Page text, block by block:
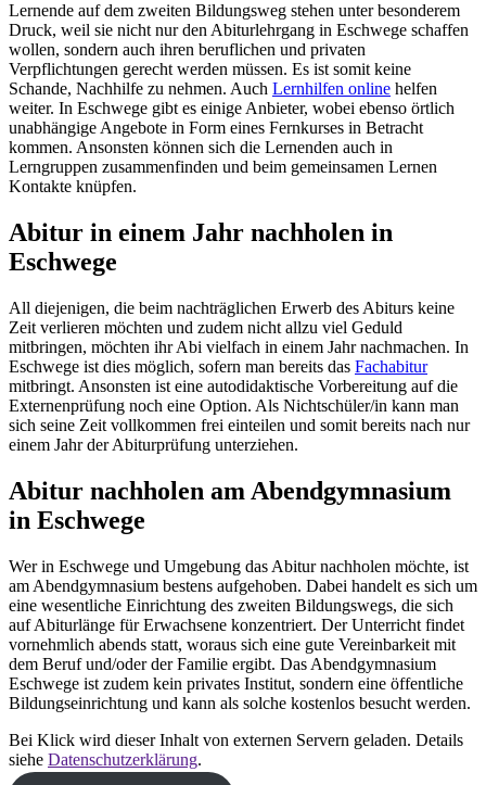
Lernende auf dem zweiten Bildungsweg stehen unter besonderem
Druck, weil sie nicht nur den Abiturlehrgang in Eschwege schaffen
wollen, sondern auch ihren beruflichen und privaten
Verpflichtungen gerecht werden müssen. Es ist somit keine
Schande, Nachhilfe zu nehmen. Auch Lernhilfen online helfen
weiter. In Eschwege gibt es einige Anbieter, wobei ebenso örtlich
unabhängige Angebote in Form eines Fernkurses in Betracht
kommen. Ansonsten können sich die Lernenden auch in
Lerngruppen zusammenfinden und beim gemeinsamen Lernen
Kontakte knüpfen.
Abitur in einem Jahr nachholen in
Eschwege
All diejenigen, die beim nachträglichen Erwerb des Abiturs keine
Zeit verlieren möchten und zudem nicht allzu viel Geduld
mitbringen, möchten ihr Abi vielfach in einem Jahr nachmachen. In
Eschwege ist dies möglich, sofern man bereits das Fachabitur
mitbringt. Ansonsten ist eine autodidaktische Vorbereitung auf die
Externenprüfung noch eine Option. Als Nichtschüler/in kann man
sich seine Zeit vollkommen frei einteilen und somit bereits nach nur
einem Jahr der Abiturprüfung unterziehen.
Abitur nachholen am Abendgymnasium
in Eschwege
Wer in Eschwege und Umgebung das Abitur nachholen möchte, ist
am Abendgymnasium bestens aufgehoben. Dabei handelt es sich um
eine wesentliche Einrichtung des zweiten Bildungswegs, die sich
auf Abiturlänge für Erwachsene konzentriert. Der Unterricht findet
vornehmlich abends statt, woraus sich eine gute Vereinbarkeit mit
dem Beruf und/oder der Familie ergibt. Das Abendgymnasium
Eschwege ist zudem kein privates Institut, sondern eine öffentliche
Bildungseinrichtung und kann als solche kostenlos besucht werden.
Bei Klick wird dieser Inhalt von externen Servern geladen. Details
siehe Datenschutzerklärung.